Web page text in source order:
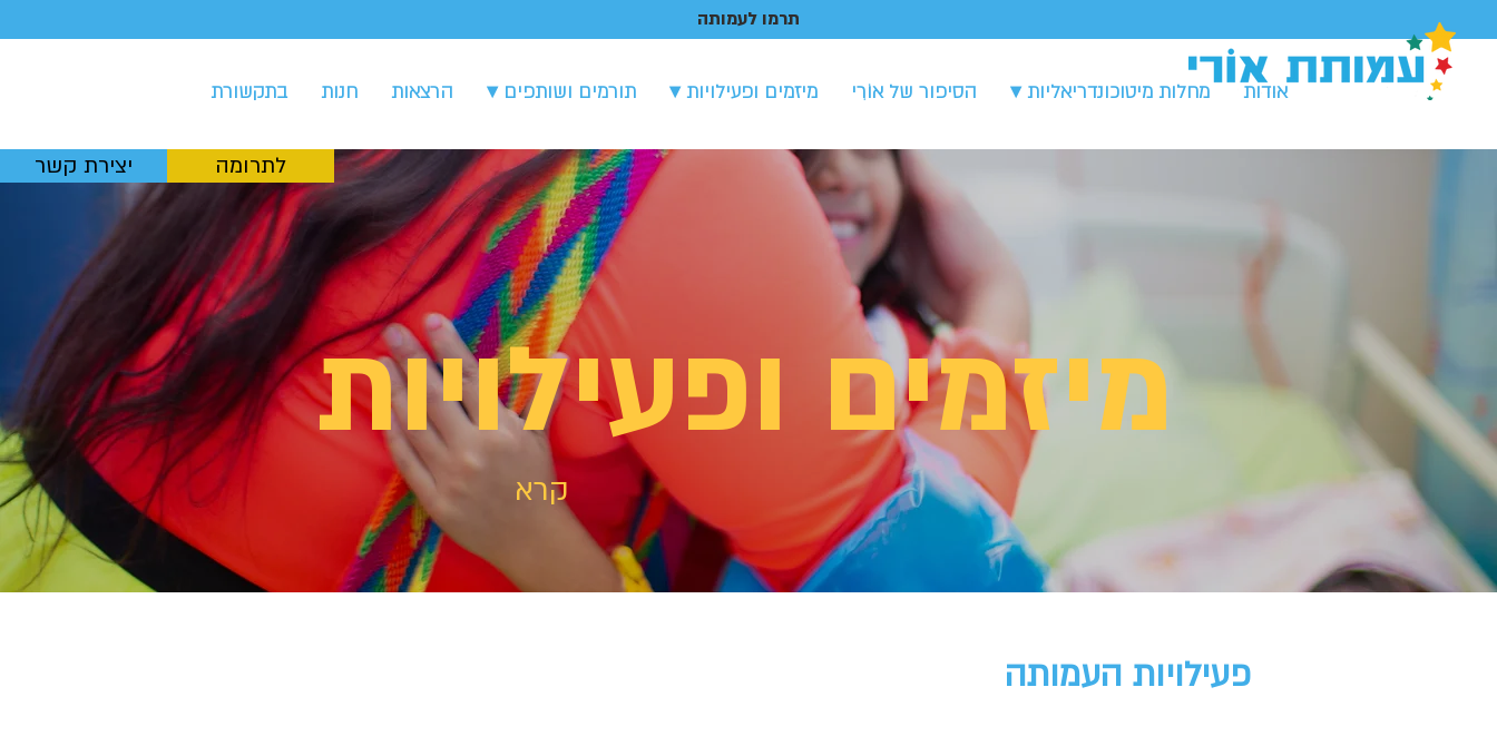
יצירת קשר לתרומה
תרמו לעמותה
אודות מחלות מיטוכונדריאליות ▾ הסיפור של אוֹרִי מיזמים ופעילויות ▾ תורמים ושותפים ▾ הרצאות חנות בתקשורת
מיזמים ופעילויות
קרא
פעילויות העמותה